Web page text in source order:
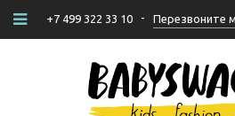
+7 499 322 33 10 - Перезвоните